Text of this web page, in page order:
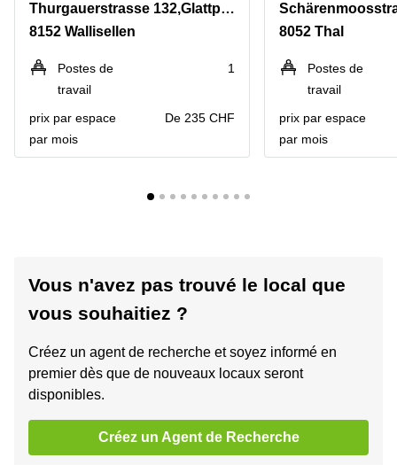
Thurgauerstrasse 132,Glattpark
8152 Wallisellen
Postes de
travail
1
prix par espace
par mois
De 235 CHF
8052 Thal
Postes de
travail
prix par espace
par mois
Vous n'avez pas trouvé le local que
vous souhaitiez ?
Créez un agent de recherche et soyez informé en
premier dès que de nouveaux locaux seront
disponibles.
Créez un Agent de Recherche